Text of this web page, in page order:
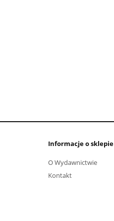
Informacje o sklepie
O Wydawnictwie
Kontakt